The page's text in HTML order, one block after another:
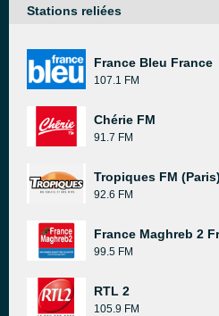
Stations reliées
France Bleu France
107.1 FM
Chérie FM
91.7 FM
Tropiques FM (Paris)
92.6 FM
France Maghreb 2
99.5 FM
RTL 2
105.9 FM